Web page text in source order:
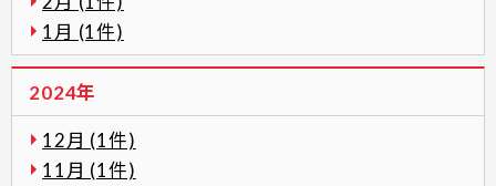
1月 (1件)
2024年
12月 (1件)
11月 (1件)